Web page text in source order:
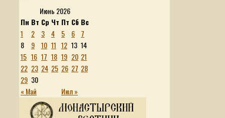
Июнь 2026
Пн Вт Ср Чт Пт Сб Вс
« Май Июл »
1 2 3 4 5 6
7
8
9 10 11 12 13 14
15 16 17 18 19 20 21
22 23 24 25 26 27 28
29 30